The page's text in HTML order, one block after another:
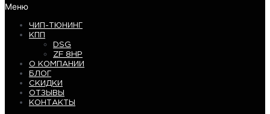
Меню
ЧИП-ТЮНИНГ
КПП
DSG
ZF 8HP
О КОМПАНИИ
БЛОГ
СКИДКИ
ОТЗЫВЫ
КОНТАКТЫ